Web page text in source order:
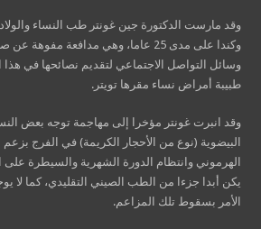
وقد مارست الدكتورة جين غونتر طب النساء
وكندا على مدى 25 عاما، وهي مدافعة
وسائل التواصل الاجتماعي لتقديم نصائحها في
طبيبة أمراض نساء مقرها تويتر.
وقد انبرت غونتر مؤخرا إلى مهاجمة توجه بعض
البيضوية (نوع من الأحجار الكريمة) في الفرج
الهرموني وانتظام الدورة الشهرية والسيطرة على
يكن أبدا جزءا من الطب الصيني التقليدي، كما لا
الأمر بسقوط تلك المزاعم.